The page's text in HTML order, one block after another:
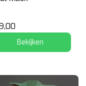
Bekijken